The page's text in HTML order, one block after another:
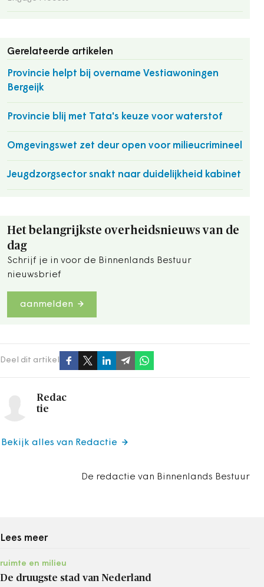
Gerelateerde artikelen
Provincie helpt bij overname Vestiawoningen
Bergeijk
Provincie blij met Tata's keuze voor waterstof
Omgevingswet zet deur open voor milieucrimineel
Jeugdzorgsector snakt naar duidelijkheid kabinet
Het belangrijkste overheidsnieuws van de
dag
Schrijf je in voor de Binnenlands Bestuur
nieuwsbrief
aanmelden
Deel dit artikel
Redac
tie
De redactie van Binnenlands Bestuur
Bekijk alles van Redactie
Lees meer
ruimte en milieu
De druugste stad van Nederland